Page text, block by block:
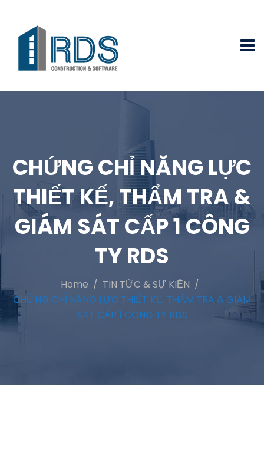
CHỨNG CHỈ NĂNG LỰC
THIẾT KẾ, THẨM TRA &
GIÁM SÁT CẤP 1 CÔNG
TY RDS
Home
TIN TỨC & SỰ KIỆN
CHỨNG CHỈ NĂNG LỰC THIẾT KẾ, THẨM TRA & GIÁM
SÁT CẤP 1 CÔNG TY RDS